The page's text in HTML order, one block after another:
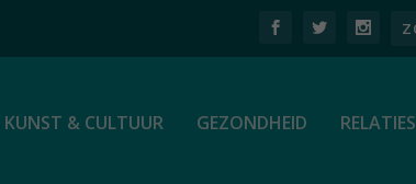
KUNST & CULTUUR GEZONDHEID RELATIES